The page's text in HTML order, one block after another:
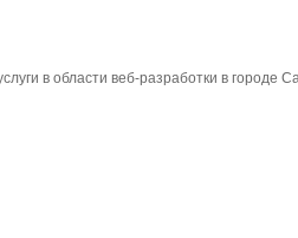
в области веб-разработки в